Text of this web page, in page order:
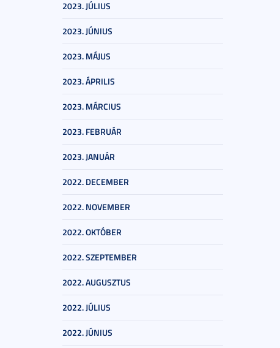
2023. JÚLIUS
2023. JÚNIUS
2023. MÁJUS
2023. ÁPRILIS
2023. MÁRCIUS
2023. FEBRUÁR
2023. JANUÁR
2022. DECEMBER
2022. NOVEMBER
2022. OKTÓBER
2022. SZEPTEMBER
2022. AUGUSZTUS
2022. JÚLIUS
2022. JÚNIUS